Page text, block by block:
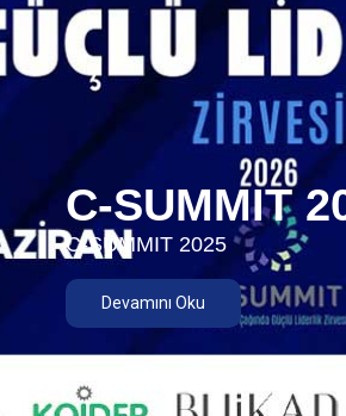
C-SUMMIT
C-SUMMIT 2025
Devamını Oku